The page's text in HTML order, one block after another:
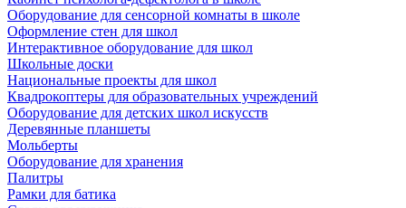
Оборудование для сенсорной комнаты в школе
Оформление стен для школ
Интерактивное оборудование для школ
Школьные доски
Национальные проекты для школ
Квадрокоптеры для образовательных учреждений
Оборудование для детских школ искусств
Деревянные планшеты
Мольберты
Оборудование для хранения
Палитры
Рамки для батика